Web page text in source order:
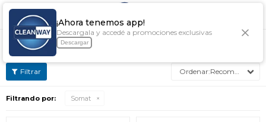
¡Ahora tenemos app!
Descargala y accedé a promociones exclusivas
Descargar

ACCESORIOS SOMAT
Recomendados
Filtrando por: Somat